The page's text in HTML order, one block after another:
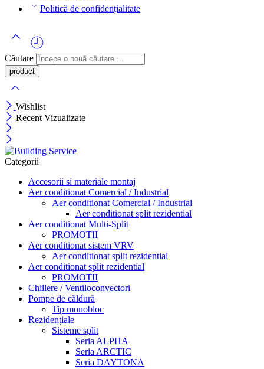
Politică de confidențialitate
Căutare
Wishlist
Recent Vizualizate
Categorii
Accesorii si materiale montaj
Aer conditionat Comercial / Industrial
Aer conditionat Comercial / Industrial
Aer conditionat split rezidential
Aer conditionat Multi-Split
PROMOTII
Aer conditionat sistem VRV
Aer conditionat split rezidential
Aer conditionat split rezidential
PROMOTII
Chillere / Ventiloconvectori
Pompe de căldură
Tip monobloc
Rezidențiale
Sisteme split
Seria ALPHA
Seria ARCTIC
Seria DAYTONA